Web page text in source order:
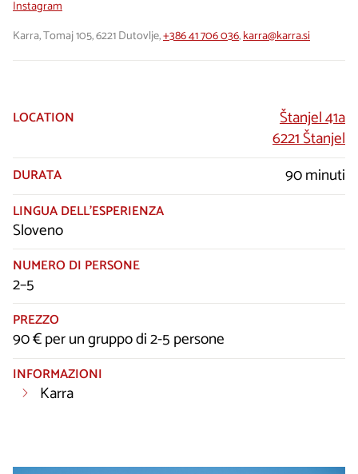
Instagram
Karra, Tomaj 105, 6221 Dutovlje,+386 41 706 036,karra@karra.si
LOCATION
Štanjel 41a
6221 Štanjel
DURATA 90 minuti
LINGUA DELL’ESPERIENZA
Sloveno
NUMERO DI PERSONE
2–5
PREZZO
90 € per un gruppo di 2-5 persone
INFORMAZIONI
Karra